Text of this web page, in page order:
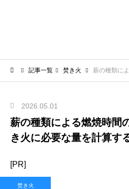
記事一覧 焚き火 薪の種類による燃焼
2026.05.01
薪の種類による燃焼時間
き火に必要な量を計算す
[PR]
焚き火